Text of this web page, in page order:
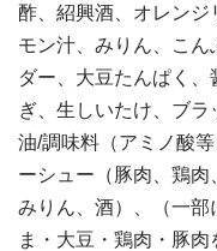
酢、紹興酒、オレンジ
モン汁、みりん、こ
ダー、大豆たんぱく
ぎ、生しいたけ、ブラ
油/調味料（アミノ酸
ーシュー（豚肉、鶏肉
みりん、酒）、（一
ま・大豆・鶏肉・豚肉